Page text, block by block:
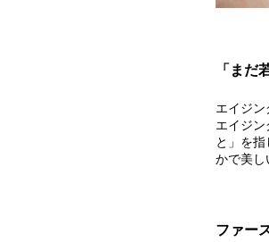
「ま
エイジン
エイジン
と」を
かで美し
ファー